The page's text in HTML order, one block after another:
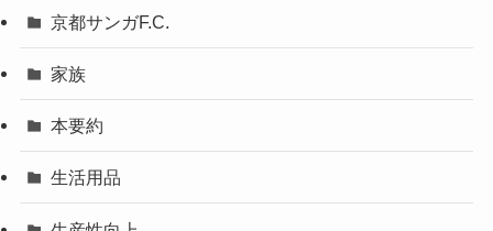
京都サンガF.C.
家族
本要約
生活用品